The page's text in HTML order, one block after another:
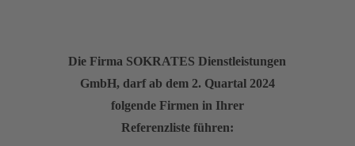
Über unsDie Firma SOKRATES Dienstleistungen
GmbH, darf ab dem 2. Quartal 2024
folgende Firmen in Ihrer
Referenzliste führen: